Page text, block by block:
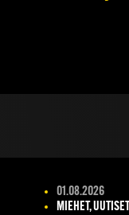
01.08.2026
MIEHET, UUTISET